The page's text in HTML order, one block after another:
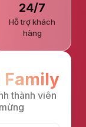
24/7
Hỗ trợ khách
hàng
Family
thành viên